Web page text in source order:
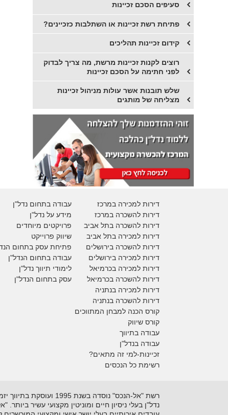
סעיפים הסכם זכיינות
פתיחת רשת זכיינות או השתלבות כזכיינים?
קידום זכיינות תהליכים
רוצים לקנות זכיינות מרשת, מה צריך לבדוק
לפני חתימה על הסכם זכיינות
שלש תובנות אשר עולות מניהול זכיינות
מצליחה של מותגים
דירות למכירה במרכז
דירות להשכרה במרכז
דירות להשכרה בתל אביב
דירות למכירה בתל אביב
דירות להשכרה בירושלים
דירות למכירה בירושלים
דירות למכירהבכרמיאל
דירות להשכרהבכרמיאל
דירות למכירה בנתניה
דירות להשכרה בנתניה
קורס הכנה למבחן המתווכים
קורס שיווק
עבודה בתיווך
עבודה בנדל"ן
זכיינות-למי זה מתאים?
עבודה בתחום נדל"ן
מידע על נדל"ן
פרויקטים מיוחדים
שיווק פרוייקט
פתיחת עסק בתחום
עבודה בתחום הנדל"ן
לימודי תיווך נדל"ן
עסק בתחום הנדל"ן
רשימת כל הנכסים
נדל"ן בעלי ניסיון חיים ומוניטין מקצועי עשיר